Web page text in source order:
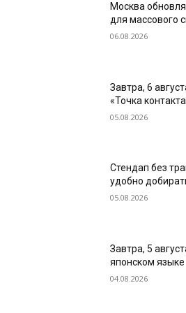
Москва
для массового
06.08.2026
Завтра, 6
«Точка
05.08.2026
Стендап без
удобно
05.08.2026
Завтра, 5
японском языке
04.08.2026